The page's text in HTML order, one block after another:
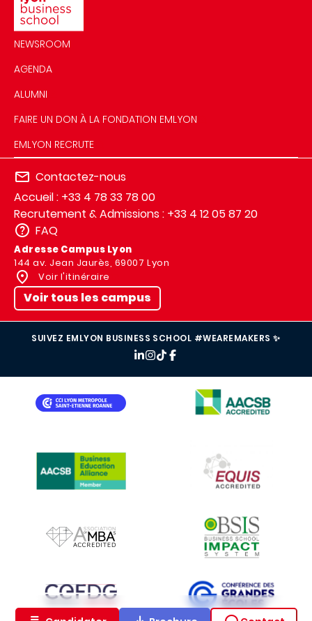
NEWSROOM
AGENDA
ALUMNI
FAIRE UN DON À LA FONDATION EMLYON
EMLYON RECRUTE
Contactez-nous
Accueil : +33 4 78 33 78 00
Recrutement & Admissions : +33 4 12 05 87 20
FAQ
Adresse Campus Lyon
144 av. Jean Jaurès, 69007 Lyon
Voir l'itinéraire
Voir tous les campus
SUIVEZ EMLYON BUSINESS SCHOOL #WEAREMAKERS ✨
IMAGE
IMAGE
IMAGE
IMAGE